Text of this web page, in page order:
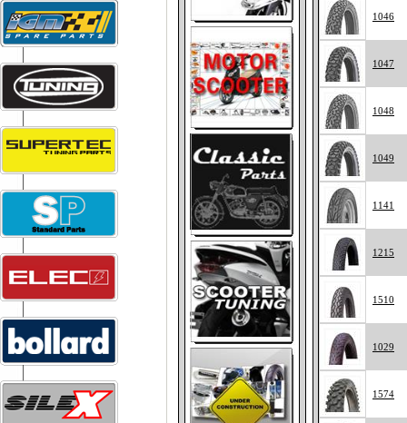
1046
1047
1048
1049
1141
1215
1510
1029
1574